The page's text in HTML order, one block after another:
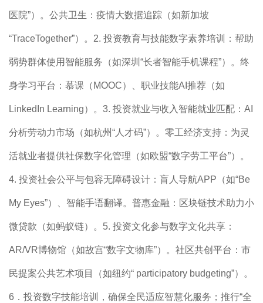
医院”）。公共卫生：疫情大数据追踪（如新加坡
“TraceTogether”）。2. 投资教育与技能数字素养培训：帮助
弱势群体使用智能服务（如深圳“长者智能手机课程”）。终
身学习平台：慕课（MOOC）、职业技能AI推荐（如
LinkedIn Learning）。3. 投资就业与收入智能就业匹配：AI
分析劳动力市场（如杭州“人才码”）。零工经济支持：为灵
活就业者提供社保数字化管理（如欧盟“数字劳工平台”）。
4. 投资社会公平与包容无障碍设计：盲人导航APP（如“Be
My Eyes”）、智能手语翻译。普惠金融：区块链技术助力小
微贷款（如蚂蚁链）。5. 投资文化参与数字文化共享：
AR/VR博物馆（如故宫“数字文物库”）。社区共创平台：市
民提案公共艺术项目（如纽约“ participatory budgeting”）。
6．投资数字技能培训，确保全民适应智慧化服务；推行“全